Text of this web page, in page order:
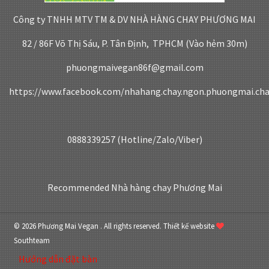
Công ty TNHH MTV TM & DV NHÀ HÀNG CHAY PHƯƠNG MAI
82 / 86F Võ Thị Sáu, P. Tân Định, TPHCM (Vào hẻm 30m)
phuongmaivegan86f@gmail.com
https://www.facebook.com/
0888339257 (Hotline/Zalo/Viber)
Recommended Nhà hàng chay Phương Mai
© 2026 Phương Mai Vegan . All rights reserved.Thiết kế website
Southteam
Hướng dẫn đặt bàn